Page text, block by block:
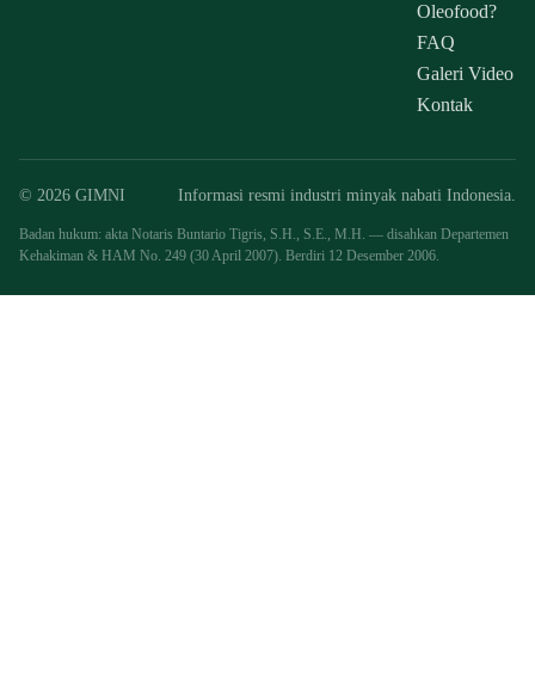
Oleofood?
FAQ
Galeri Video
Kontak
© 2026 GIMNI Informasi resmi industri minyak nabati Indonesia.
Badan hukum: akta Notaris Buntario Tigris, S.H., S.E., M.H. — disahkan Departemen
Kehakiman & HAM No. 249 (30 April 2007). Berdiri 12 Desember 2006.